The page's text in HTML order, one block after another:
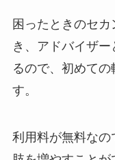
困ったときのセ
き、アドバイザ
るので、初めて
す。
利用料が無料なの